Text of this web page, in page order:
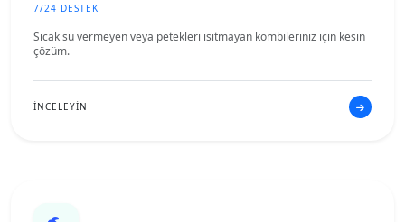
7/24 DESTEK
Sıcak su vermeyen veya petekleri ısıtmayan kombileriniz için kesin
çözüm.
İNCELEYİN